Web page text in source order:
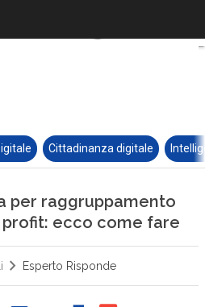
Cittadinanza digitale
per raggruppamento
ecco come fare
Esperto Risponde